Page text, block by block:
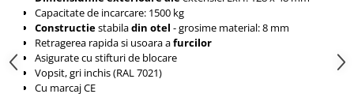
Capacitate de incarcare: 1500 kg
Constructiestabiladin otel - grosime material: 8 mm
Retragerea rapida si usoara afurcilor
Asigurate cu stifturi de blocare
Vopsit, gri inchis (RAL 7021)
Cu marcaj CE